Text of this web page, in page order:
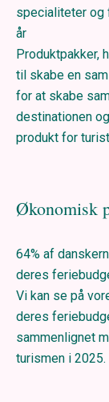
specialiteter og
år
Produktpakker,
til skabe en
for at skabe
destinationen
produkt for
Økonomisk
64% af
deres
Vi kan se på
deres
sammenlignet
turismen i 2025.